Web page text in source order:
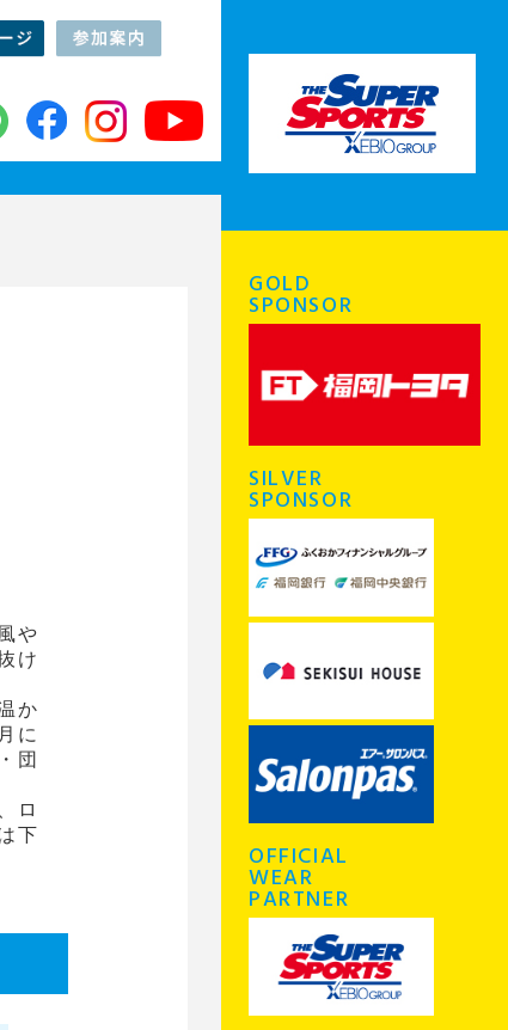
や
け
か
に
団
ロ
下
GOLD
SPONSOR
SILVER
SPONSOR
OFFICIAL
WEAR
PARTNER